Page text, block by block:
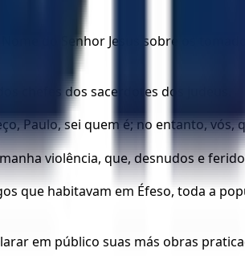
do Senhor Jesus sobre os
chefes dos sacerdotes dos judeus.
Paulo, sei quem é; no entanto, vós,
violência, que, desnudos e
que habitavam em Éfeso, toda a
em público suas más obras